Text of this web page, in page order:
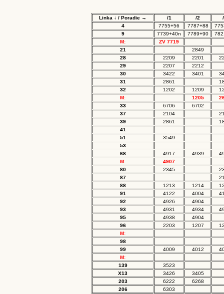
Linka ↓ / Poradie → /1 /2
4
7755+56 7787+88
9
7739+40n 7789+90
M:
ZV 7719
21
2849
28
2209 2201
29
2207
2212
30
3422 3401
31
2861
32
1202 1209
M:
1205
33
6706
6702
37
2104
39
2861
41
51
3549
53
68
4917 4939
M:
4907
80
2345
87
88
1213 1214
91
4122 4004
92
4926
4904
93
4931 4934
95
4938
4904
96
2203 1207
M:
98
99
4009 4012
M:
139
3523
X13
3426
3405
203
6222
6268
206
6303